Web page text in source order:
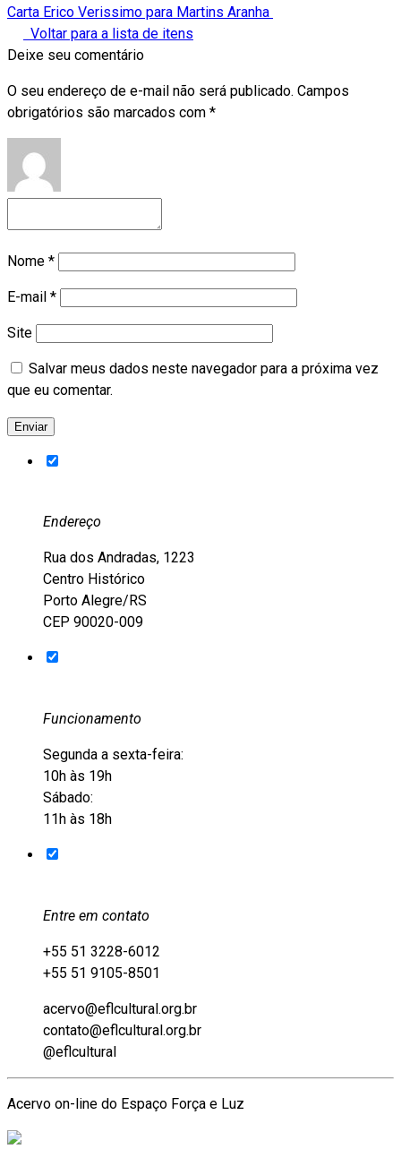
Carta Erico Verissimo para Martins Aranha
Voltar para a lista de itens
Deixe seu comentário
O seu endereço de e-mail não será publicado. Campos
obrigatórios são marcados com *
Nome *
E-mail *
Site
Salvar meus dados neste navegador para a próxima vez
que eu comentar.
Endereço
Rua dos Andradas, 1223
Centro Histórico
Porto Alegre/RS
CEP 90020-009
Funcionamento
Segunda a sexta-feira:
10h às 19h
Sábado:
11h às 18h
Entre em contato
+55 51 3228-6012
+55 51 9105-8501
acervo@eflcultural.org.br
contato@eflcultural.org.br
@eflcultural
Acervo on-line do Espaço Força e Luz